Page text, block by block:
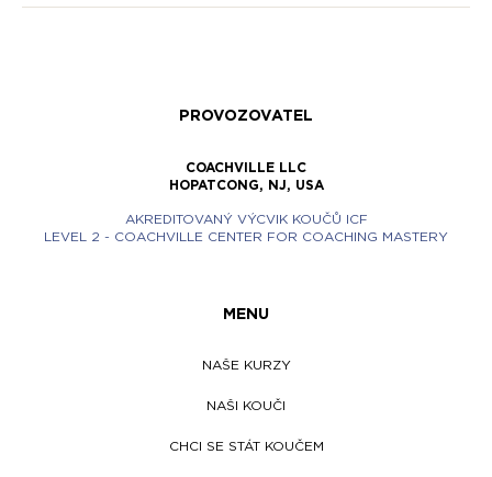
PROVOZOVATEL
COACHVILLE LLC
HOPATCONG, NJ, USA
AKREDITOVANÝ VÝCVIK KOUČŮ ICF
LEVEL 2 - COACHVILLE CENTER FOR COACHING MASTERY
MENU
NAŠE KURZY
NAŠI KOUČI
CHCI SE STÁT KOUČEM